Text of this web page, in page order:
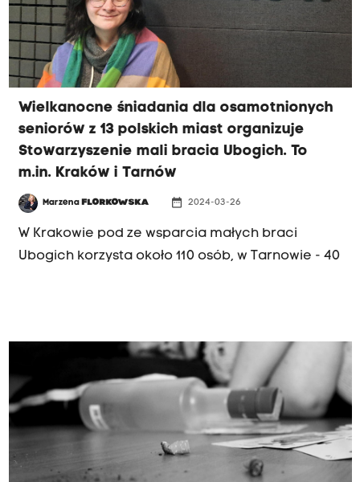
Wielkanocne śniadania dla osamotnionych
seniorów z 13 polskich miast organizuje
Stowarzyszenie mali bracia Ubogich. To
m.in. Kraków i Tarnów
Marzena FLORKOWSKA date_range 2024-03-26
W Krakowie pod ze wsparcia małych braci
Ubogich korzysta około 110 osób, w Tarnowie - 40